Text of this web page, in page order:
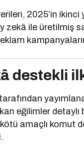
2025’in ikinci
zekâ ile üretilmiş
destekli
eğilimler
amaçlı komut